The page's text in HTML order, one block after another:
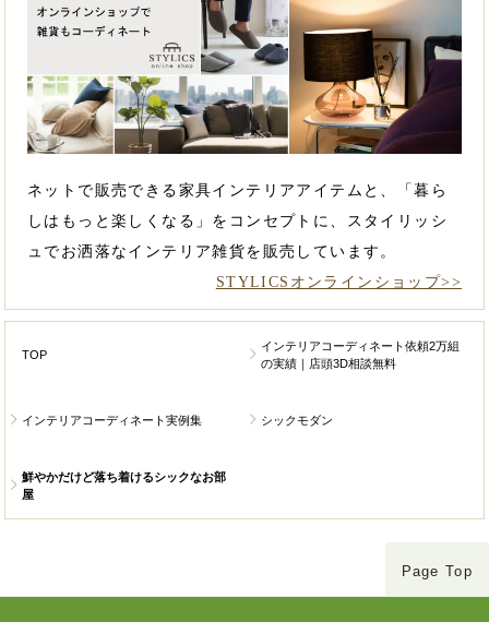
ネットで販売できる家具インテリアアイテムと、「暮ら
しはもっと楽しくなる」をコンセプトに、スタイリッシ
ュでお洒落なインテリア雑貨を販売しています。
STYLICSオンラインショップ>>
TOP
インテリアコーディネート依頼2万組
の実績｜店頭3D相談無料
インテリアコーディネート実例集 シックモダン
鮮やかだけど落ち着けるシックなお部
屋
Page Top